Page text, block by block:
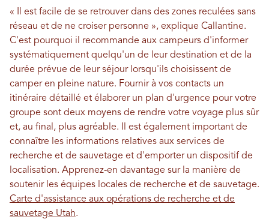
« Il est facile de se retrouver dans des zones reculées sans
réseau et de ne croiser personne », explique Callantine.
C'est pourquoi il recommande aux campeurs d'informer
systématiquement quelqu'un de leur destination et de la
durée prévue de leur séjour lorsqu'ils choisissent de
camper en pleine nature. Fournir à vos contacts un
itinéraire détaillé et élaborer un plan d'urgence pour votre
groupe sont deux moyens de rendre votre voyage plus sûr
et, au final, plus agréable. Il est également important de
connaître les informations relatives aux services de
recherche et de sauvetage et d'emporter un dispositif de
localisation. Apprenez-en davantage sur la manière de
soutenir les équipes locales de recherche et de sauvetage.
Carte d'assistance aux opérations de recherche et de
sauvetage Utah.